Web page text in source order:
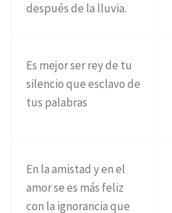
después de la lluvia.
Es mejor ser rey de tu
silencio que esclavo de
tus palabras
En la amistad y en el
amor se es más feliz
con la ignorancia que